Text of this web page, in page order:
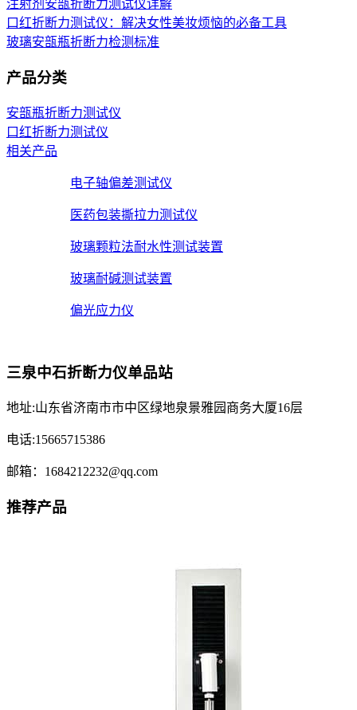
注射剂安瓿折断力测试仪详解
口红折断力测试仪：解决女性美妆烦恼的必备工具
玻璃安瓿瓶折断力检测标准
产品分类
安瓿瓶折断力测试仪
口红折断力测试仪
相关产品
电子轴偏差测试仪
医药包装撕拉力测试仪
玻璃颗粒法耐水性测试装置
玻璃耐碱测试装置
偏光应力仪
三泉中石折断力仪单品站
地址:山东省济南市市中区绿地泉景雅园商务大厦16层
电话:15665715386
邮箱：1684212232@qq.com
推荐产品